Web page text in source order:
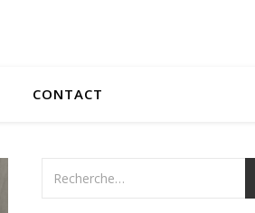
CONTACT